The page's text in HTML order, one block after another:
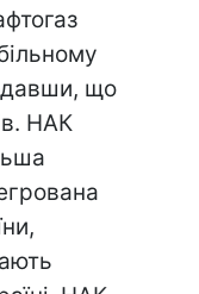
що
НАК